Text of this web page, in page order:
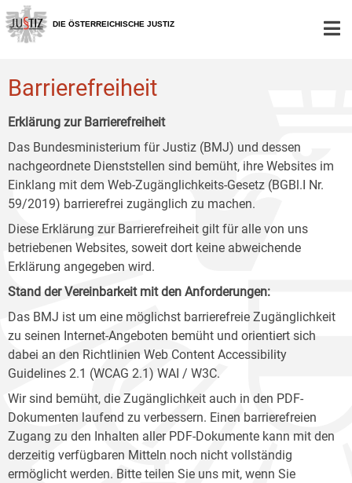
Zur
Hauptnavigation
[1]
Zum
Inhalt
[2]
Zum
Untermenü
[3]
DIE ÖSTERREICHISCHE JUSTIZ
Barrierefreiheit
Erklärung zur Barrierefreiheit
Das Bundesministerium für Justiz (BMJ) und dessen
nachgeordnete Dienststellen sind bemüht, ihre Websites im
Einklang mit dem Web-Zugänglichkeits-Gesetz (BGBl.I Nr.
59/2019) barrierefrei zugänglich zu machen.
Diese Erklärung zur Barrierefreiheit gilt für alle von uns
betriebenen Websites, soweit dort keine abweichende
Erklärung angegeben wird.
Stand der Vereinbarkeit mit den Anforderungen:
Das BMJ ist um eine möglichst barrierefreie Zugänglichkeit
zu seinen Internet-Angeboten bemüht und orientiert sich
dabei an den Richtlinien Web Content Accessibility
Guidelines 2.1 (WCAG 2.1) WAI / W3C.
Wir sind bemüht, die Zugänglichkeit auch in den PDF-
Dokumenten laufend zu verbessern. Einen barrierefreien
Zugang zu den Inhalten aller PDF-Dokumente kann mit den
derzeitig verfügbaren Mitteln noch nicht vollständig
ermöglicht werden. Bitte teilen Sie uns mit, wenn Sie